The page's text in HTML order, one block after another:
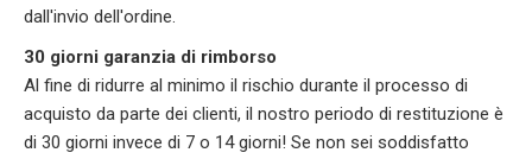
dall'invio dell'ordine.
30 giorni garanzia di rimborso
Al fine di ridurre al minimo il rischio durante il processo di
acquisto da parte dei clienti, il nostro periodo di restituzione è
di 30 giorni invece di 7 o 14 giorni! Se non sei soddisfatto